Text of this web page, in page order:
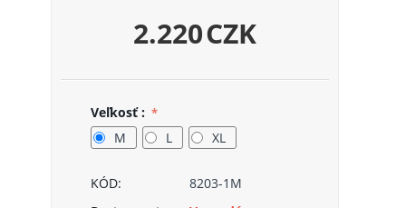
2.220CZK
Veľkosť :
M
L XL
KÓD:
8203-1M